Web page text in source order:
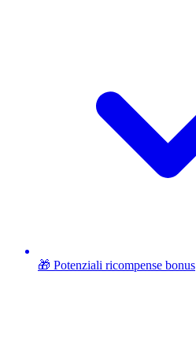
🎁 Potenziali ricompense bonus